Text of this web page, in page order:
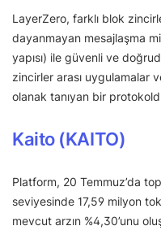
LayerZero, farklı blok
dayanmayan mesajlaşma
yapısı) ile güvenli ve
zincirler arası uygulamalar
olanak tanıyan bir
Kaito (KAITO)
Platform, 20 Temmuz’da
seviyesinde 17,59 milyon
mevcut arzın %4,30’unu